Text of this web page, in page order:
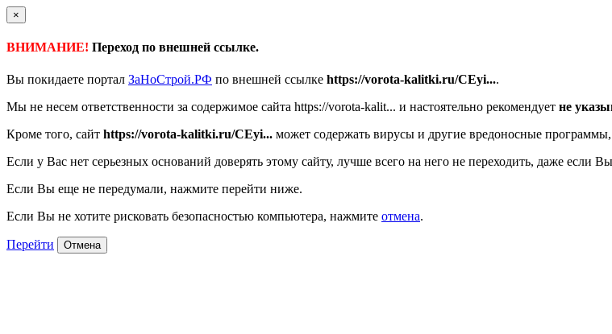
×
ВНИМАНИЕ! Переход по внешней ссылке.
Вы покидаете портал ЗаНоСтрой.РФ по внешней ссылке https://vorota-kalitki.ru/CEyi....
Мы не несем ответственности за содержимое сайта https://vorota-kalit... и настоятельно рекомендует не
Кроме того, сайт https://vorota-kalitki.ru/CEyi... может содержать вирусы и другие вредоносные
Если у Вас нет серьезных оснований доверять этому сайту, лучше всего на него не переходить, даже если
Если Вы еще не передумали, нажмите перейти ниже.
Если Вы не хотите рисковать безопасностью компьютера, нажмите отмена.
Перейти Отмена